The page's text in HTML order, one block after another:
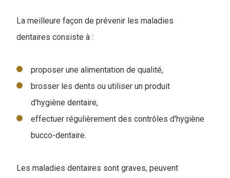
La meilleure façon de prévenir les maladies
dentaires consiste à :
proposer une alimentation de qualité,
brosser les dents ou utiliser un produit
d'hygiène dentaire,
effectuer régulièrement des contrôles d'hygiène
bucco-dentaire.
Les maladies dentaires sont graves, peuvent